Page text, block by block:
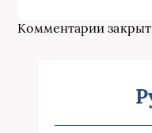
Комментарии